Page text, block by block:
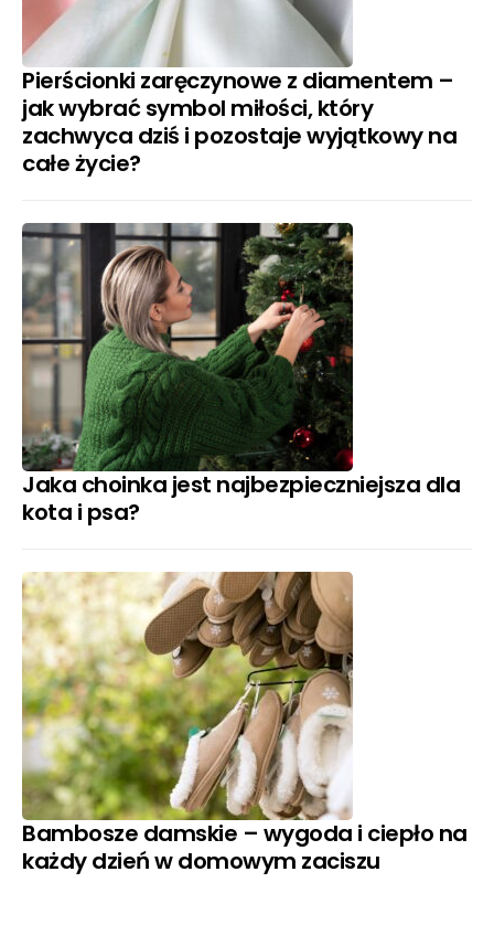
Pierścionki zaręczynowe z diamentem –
jak wybrać symbol miłości, który
zachwyca dziś i pozostaje wyjątkowy na
całe życie?
Jaka choinka jest najbezpieczniejsza dla
kota i psa?
Bambosze damskie – wygoda i ciepło na
każdy dzień w domowym zaciszu